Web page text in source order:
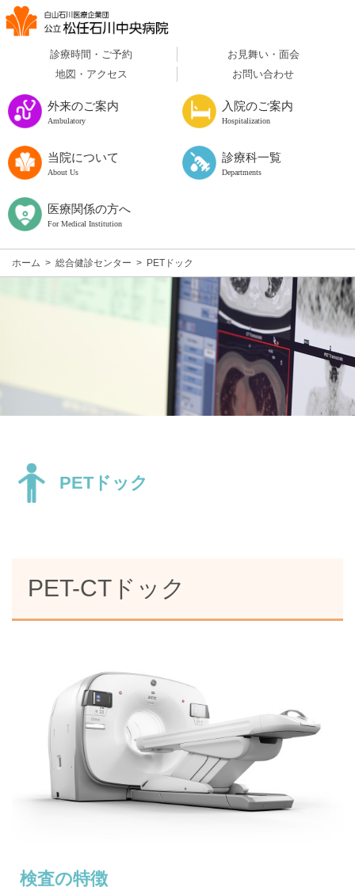
診療時間・ご予約
お見舞い・面会
地図・アクセス
お問い合わせ
外来のご案内
Ambulatory
入院のご案内
Hospitalization
当院について
About Us
診療科一覧
Departments
医療関係の方へ
For Medical Institution
ホーム > 総合健診センター > PETドック
PETドック
PET-CTドック
検査の特徴